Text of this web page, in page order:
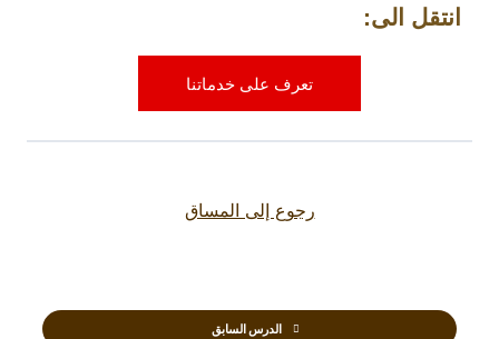
انتقل الى:
تعرف على خدماتنا
الدرس السابق
رجوع إلى المساق